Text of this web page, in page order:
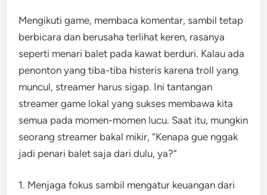
Mengikuti game, membaca komentar, sambil tetap
berbicara dan berusaha terlihat keren, rasanya
seperti menari balet pada kawat berduri. Kalau ada
penonton yang tiba-tiba histeris karena troll yang
muncul, streamer harus sigap. Ini tantangan
streamer game lokal yang sukses membawa kita
semua pada momen-momen lucu. Saat itu, mungkin
seorang streamer bakal mikir, “Kenapa gue nggak
jadi penari balet saja dari dulu, ya?”
1. Menjaga fokus sambil mengatur keuangan dari